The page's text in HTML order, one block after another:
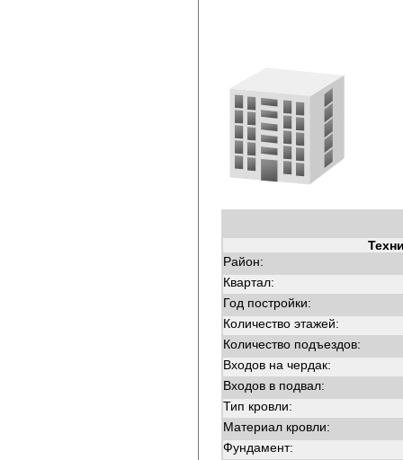
Район:
Квартал:
Год постройки:
Количество этажей:
Количество подъездов:
Входов на чердак:
Входов в подвал:
Тип кровли:
Материал кровли:
Фундамент: